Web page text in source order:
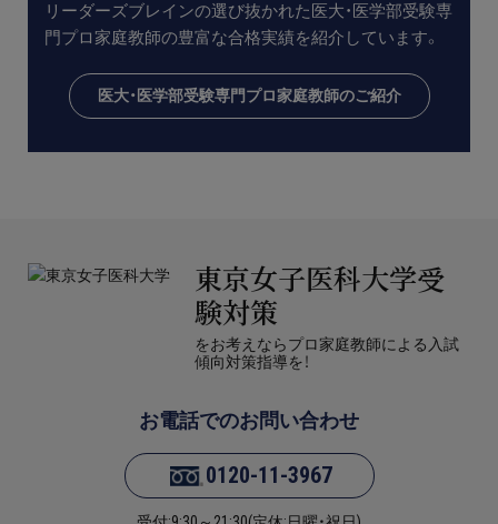
リーダーズブレインの選び抜かれた医大・医学部受験専
門プロ家庭教師の豊富な合格実績を紹介しています。
医大・医学部受験専門プロ家庭教師のご紹介
東京女子医科大学受
験対策
をお考えならプロ家庭教師による入試
傾向対策指導を！
お電話でのお問い合わせ
0120-11-3967